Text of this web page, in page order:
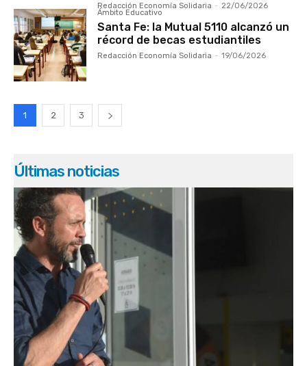
Redacción Economía Solidaria - 22/06/2026
Ámbito Educativo
Santa Fe: la Mutual 5110 alcanzó un
récord de becas estudiantiles
Redacción Economía Solidaria - 19/06/2026
1 2 3
Últimas noticias